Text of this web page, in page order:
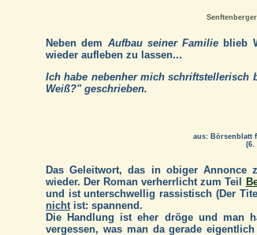
Neben dem Aufbau seiner Familie blieb
wieder aufleben zu lassen...
Ich habe nebenher mich schriftstellerisch
Weiß?" geschrieben.
aus: Börsenblatt
(6.
Das Geleitwort, das in obiger
wieder. Der Roman verherrlicht zum Teil
und ist unterschwellig rassistisch (Der
nichtist: spannend.
Die Handlung ist eher dröge und man
vergessen, was man da gerade